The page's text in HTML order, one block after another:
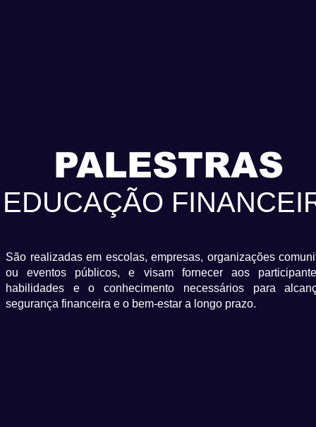
PALESTRAS
EDUCAÇÃO
São realizadas em escolas, empresas, organizações
ou eventos públicos, e visam fornecer aos
habilidades e o conhecimento necessários para
segurança financeira e o bem-estar a longo prazo.